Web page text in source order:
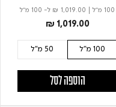
100 מ"ל ₪ 1,019.00 ל- 100 מ"ל
₪ 1,019.00
100 מ"ל 50 מ"ל
הוספה לסל